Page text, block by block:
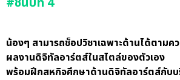
น้องๆ สามารถช็อปวิชาเฉพาะด้านได้ตาม
ผลงานดิจิทัลอาร์ตส์ในสไตล์ของตัวเอง
พร้อมฝึกสหกิจศึกษาด้านดิจิทัลอาร์ตส์กับ